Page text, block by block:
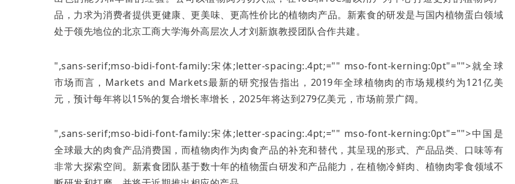
品，力求为消费者提供更健康、更美味、更高性价比的植物肉产品。新素食的研发是与国内植物蛋白领域
处于领先地位的北京工商大学海外高层次人才刘新旗教授团队合作共建。
",sans-serif;mso-bidi-font-family:宋体;letter-spacing:.4pt;="" mso-font-kerning:0pt"="">就全球
市场而言， Markets and Markets最新的研究报告指出， 2019年全球植物肉的市场规模约为121亿美
元，预计每年将以15%的复合增长率增长， 2025年将达到279亿美元，市场前景广阔。
",sans-serif;mso-bidi-font-family:宋体;letter-spacing:.4pt;="" mso-font-kerning:0pt"="">中国是
全球最大的肉食产品消费国，而植物肉作为肉食产品的补充和替代，其呈现的形式、产品品类、口味等有
非常大探索空间。新素食团队基于数十年的植物蛋白研发和产品能力，在植物冷鲜肉、植物肉零食领域不